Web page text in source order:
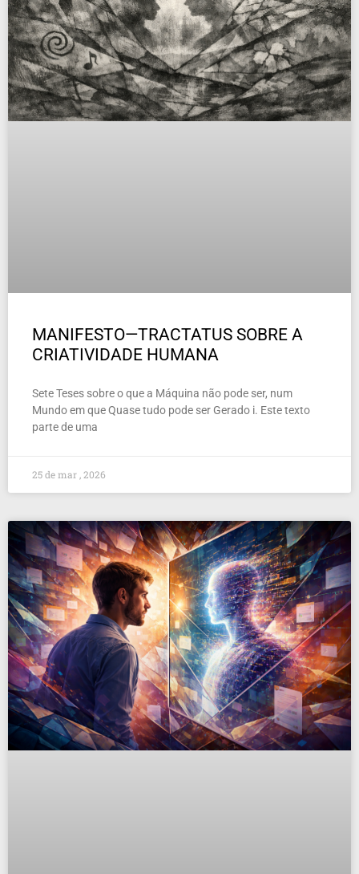
MANIFESTO—TRACTATUS SOBRE A
CRIATIVIDADE HUMANA
Sete Teses sobre o que a Máquina não pode ser, num
Mundo em que Quase tudo pode ser Gerado i. Este texto
parte de uma
25 de mar , 2026